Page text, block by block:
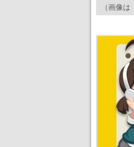
（画像は